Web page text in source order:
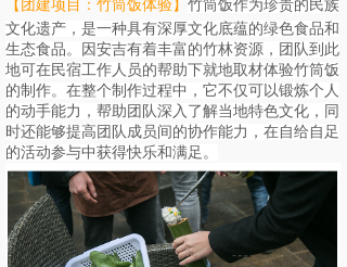
【团建项目：竹筒饭体验】 竹筒饭作为珍贵的民族
文化遗产，是一种具有深厚文化底蕴的绿色食品和
生态食品。因安吉有着丰富的竹林资源，团队到此
地可在民宿工作人员的帮助下就地取材体验竹筒饭
的制作。在整个制作过程中，它不仅可以锻炼个人
的动手能力，帮助团队深入了解当地特色文化，同
时还能够提高团队成员间的协作能力，在自给自足
的活动参与中获得快乐和满足。